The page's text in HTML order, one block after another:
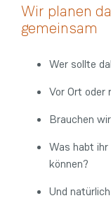
Wir planen
gemeinsam
Wer sollte
Vor Ort oder
Brauchen
Was habt
können?
Und